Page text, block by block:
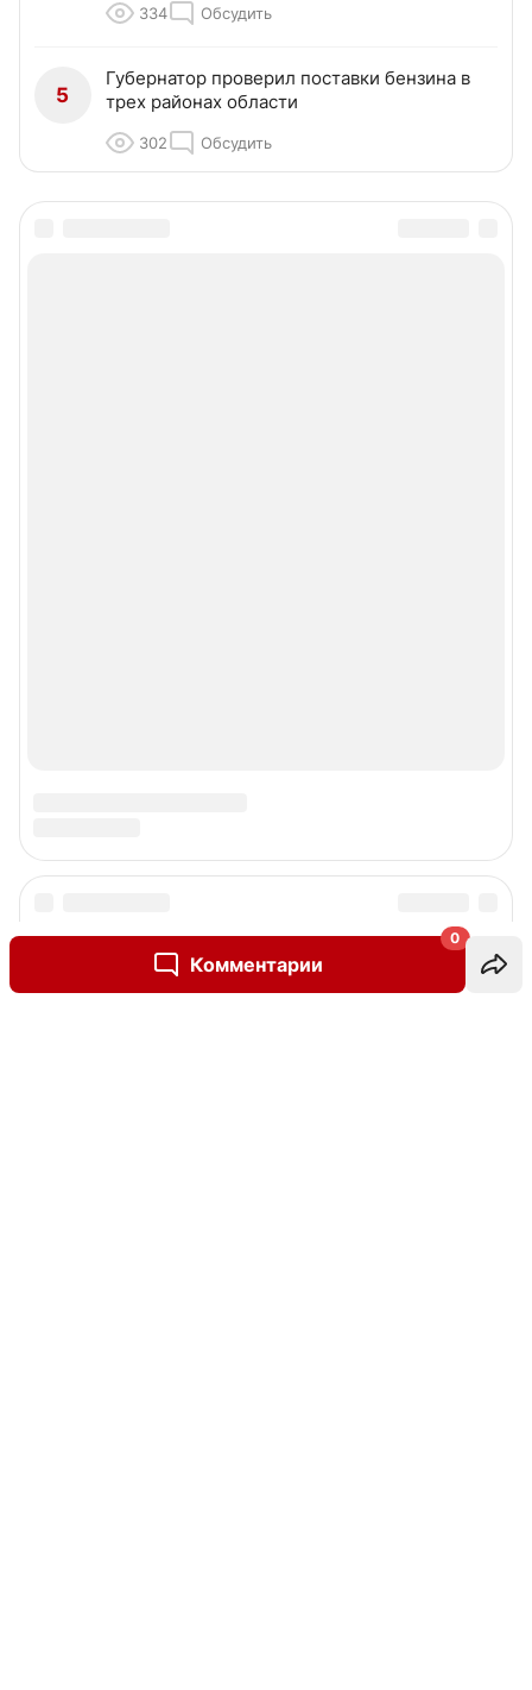
Комментарии
0
Пляжи Псковской области: где можно и
нельзя купаться